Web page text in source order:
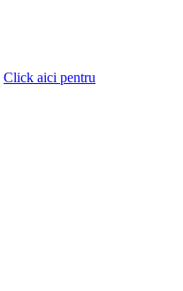
Click aici pentru